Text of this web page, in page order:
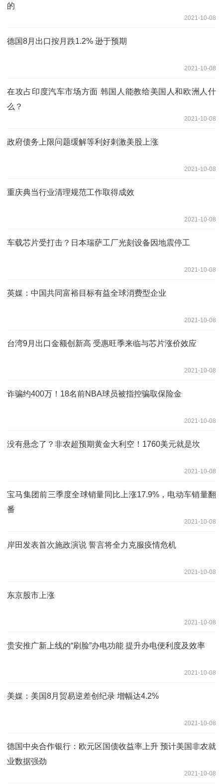
的
2021-10-08
德国8月出口按月跌1.2% 逊于预期
2021-10-08
在攻占印度汽车市场方面 韩国人能教给美国人和欧洲人什
么？
2021-10-08
政府债务上限问题缓解等利好刺激美股上涨
2021-10-08
重庆典当行业清理规范工作取得成效
2021-10-08
车载芯片受打击？日本瑞萨工厂光刻设备因地震停工
2021-10-08
英媒：中国共同富裕目标有益全球消费型企业
2021-10-08
台湾9月出口金额创新高 受惠旺季来临与芯片涨价效应
2021-10-08
诈骗约400万！18名前NBA球员被指控骗取保险金
2021-10-08
没有悬念了？非农超预期黄金大利空！1760美元就是坎
2021-10-08
宝马集团前三季度全球销量同比上涨17.9%，电动车销量翻
番
2021-10-08
岸田发表首次施政演说 誓言将全力克服疫情危机
2021-10-08
东京股市上涨
2021-10-08
贵安推广新上线的“刷脸”办电功能 提升办电便利度及效率
2021-10-08
美媒：美国8月贸易逆差创纪录 增幅达4.2%
2021-10-08
德国中央合作银行：欧元区国债收益率上升 预计美国非农就
业数据强劲
2021-10-08